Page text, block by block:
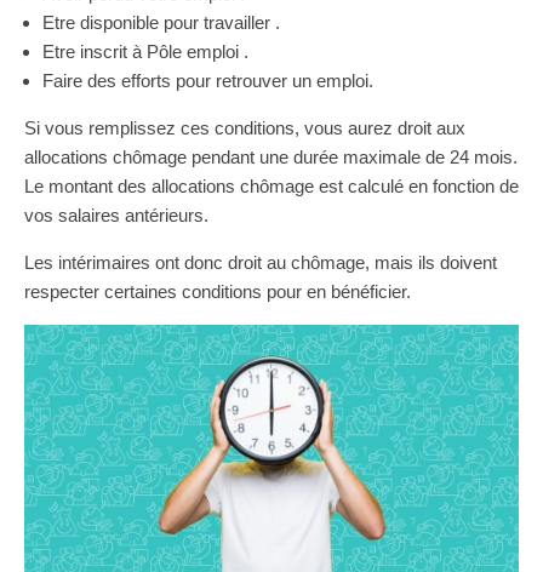
Etre disponible pour travailler .
Etre inscrit à Pôle emploi .
Faire des efforts pour retrouver un emploi.
Si vous remplissez ces conditions, vous aurez droit aux
allocations chômage pendant une durée maximale de 24 mois.
Le montant des allocations chômage est calculé en fonction de
vos salaires antérieurs.
Les intérimaires ont donc droit au chômage, mais ils doivent
respecter certaines conditions pour en bénéficier.